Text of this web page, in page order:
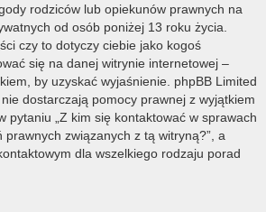
rodziców lub opiekunów prawnych na
od osób poniżej 13 roku życia.
czy to dotyczy ciebie jako kogoś
się na danej witrynie internetowej –
by uzyskać wyjaśnienie. phpBB Limited
nie dostarczają pomocy prawnej z wyjątkiem
pytaniu „Z kim się kontaktować w sprawach
prawnych związanych z tą witryną?”, a
dla wszelkiego rodzaju porad